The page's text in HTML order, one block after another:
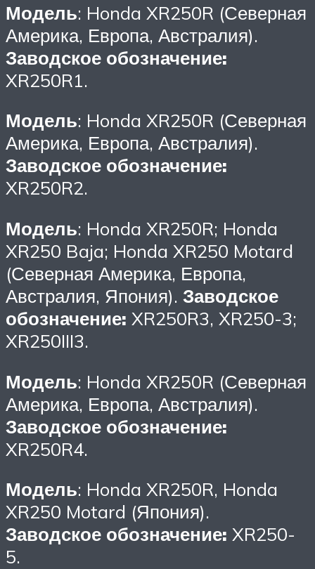
Модель: Honda XR250R (Северная
Америка, Европа, Австралия).
Заводское обозначение:
XR250R1.
Модель: Honda XR250R (Северная
Америка, Европа, Австралия).
Заводское обозначение:
XR250R2.
Модель: Honda XR250R; Honda
XR250 Baja; Honda XR250 Motard
(Северная Америка, Европа,
Австралия, Япония). Заводское
обозначение: XR250R3, XR250-3;
XR250III3.
Модель: Honda XR250R (Северная
Америка, Европа, Австралия).
Заводское обозначение:
XR250R4.
Модель: Honda XR250R, Honda
XR250 Motard (Япония).
Заводское обозначение: XR250-
5.